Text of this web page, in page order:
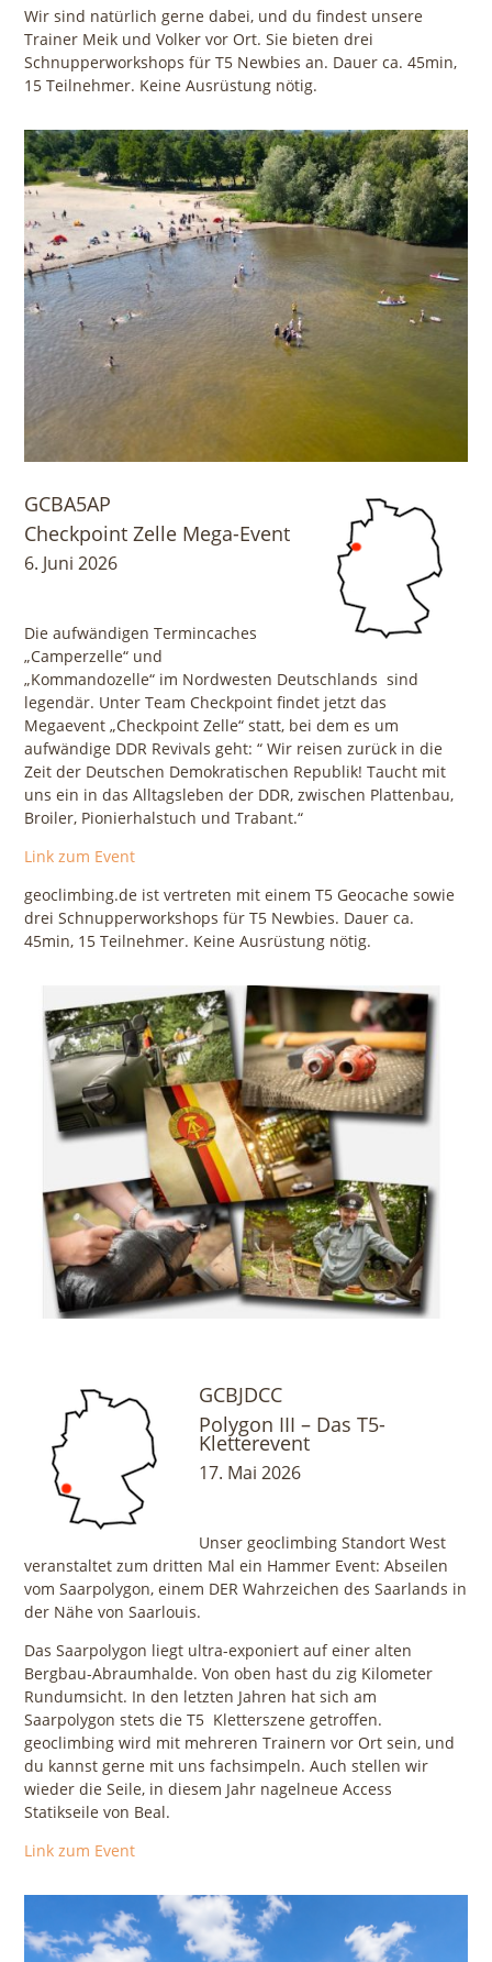
Wir sind natürlich gerne dabei, und du findest unsere
Trainer Meik und Volker vor Ort. Sie bieten drei
Schnupperworkshops für T5 Newbies an. Dauer ca. 45min,
15 Teilnehmer. Keine Ausrüstung nötig.
GCBA5AP
Checkpoint Zelle Mega-Event
6. Juni 2026
Die aufwändigen Termincaches
„Camperzelle“ und
„Kommandozelle“ im Nordwesten Deutschlands sind
legendär. Unter Team Checkpoint findet jetzt das
Megaevent „Checkpoint Zelle“ statt, bei dem es um
aufwändige DDR Revivals geht: “ Wir reisen zurück in die
Zeit der Deutschen Demokratischen Republik! Taucht mit
uns ein in das Alltagsleben der DDR, zwischen Plattenbau,
Broiler, Pionierhalstuch und Trabant.“
Link zum Event
geoclimbing.de ist vertreten mit einem T5 Geocache sowie
drei Schnupperworkshops für T5 Newbies. Dauer ca.
45min, 15 Teilnehmer. Keine Ausrüstung nötig.
GCBJDCC
Polygon III – Das T5-
Kletterevent
17. Mai 2026
Unser geoclimbing Standort West
veranstaltet zum dritten Mal ein Hammer Event: Abseilen
vom Saarpolygon, einem DER Wahrzeichen des Saarlands in
der Nähe von Saarlouis.
Das Saarpolygon liegt ultra-exponiert auf einer alten
Bergbau-Abraumhalde. Von oben hast du zig Kilometer
Rundumsicht. In den letzten Jahren hat sich am
Saarpolygon stets die T5 Kletterszene getroffen.
geoclimbing wird mit mehreren Trainern vor Ort sein, und
du kannst gerne mit uns fachsimpeln. Auch stellen wir
wieder die Seile, in diesem Jahr nagelneue Access
Statikseile von Beal.
Link zum Event